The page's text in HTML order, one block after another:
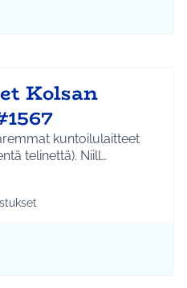
Kolsan
kuntoilulaitteet
telinettä). Niill…
Jokela
mukaan: Liikunta ja